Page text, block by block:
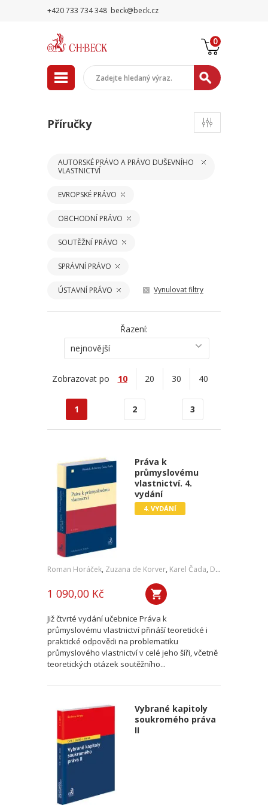
+420 733 734 348 beck@beck.cz
0
Příručky
AUTORSKÉ PRÁVO A PRÁVO DUŠEVNÍHO
VLASTNICTVÍ
EVROPSKÉ PRÁVO
OBCHODNÍ PRÁVO
SOUTĚŽNÍ PRÁVO
SPRÁVNÍ PRÁVO
ÚSTAVNÍ PRÁVO Vynulovat filtry
Řazení:
nejnovější
Zobrazovat po 10 20 30 40
1 2 3
Práva k
průmyslovému
vlastnictví. 4.
vydání
4. VYDÁNÍ
Roman Horáček, Zuzana de Korver, Karel Čada, Daniel Patěk
1 090,00 Kč
Již čtvrté vydání učebnice Práva k
průmyslovému vlastnictví přináší teoretické i
praktické odpovědi na problematiku
průmyslového vlastnictví v celé jeho šíři, včetně
teoretických otázek soutěžního...
Vybrané kapitoly
soukromého práva
II